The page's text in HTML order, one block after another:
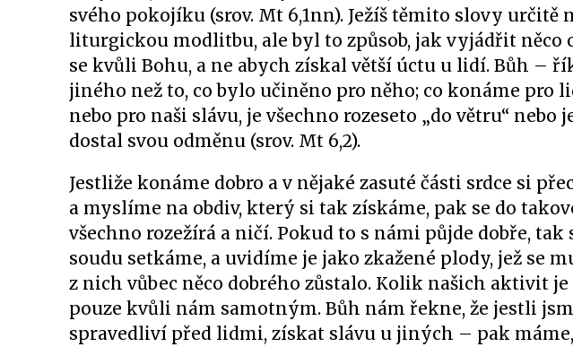
svého pokojíku (srov. Mt 6,1nn). Ježíš těmito slovy určitě
liturgickou modlitbu, ale byl to způsob, jak vyjádřit
se kvůli Bohu, a ne abych získal větší úctu u lidí. Bůh –
jiného než to, co bylo učiněno pro něho; co konáme pro
nebo pro naši slávu, je všechno rozeseto „do větru“ nebo
dostal svou odměnu (srov. Mt 6,2).
Jestliže konáme dobro a v nějaké zasuté části srdce si
a myslíme na obdiv, který si tak získáme, pak se do
všechno rozežírá a ničí. Pokud to s námi půjde dobře,
soudu setkáme, a uvidíme je jako zkažené plody, jež se
z nich vůbec něco dobrého zůstalo. Kolik našich aktivit
pouze kvůli nám samotným. Bůh nám řekne, že jestli
spravedliví před lidmi, získat slávu u jiných – pak